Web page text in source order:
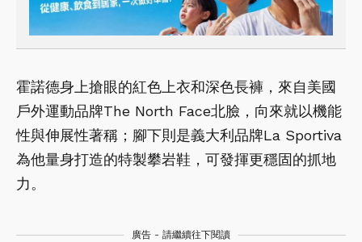
霍諾德身上搶眼的紅色上衣和深色長褲，來自美國
戶外運動品牌The North Face北臉，向來就以機能
性與伸展性著稱；腳下則是義大利品牌La Sportiva
為他量身打造的特製攀岩鞋，可發揮更穩固的抓地
力。
廣告 - 請繼續往下閱讀